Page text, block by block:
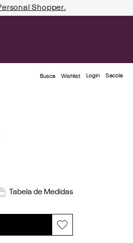
Shopper.
Busca Wishlist Login
Tabela de Medidas